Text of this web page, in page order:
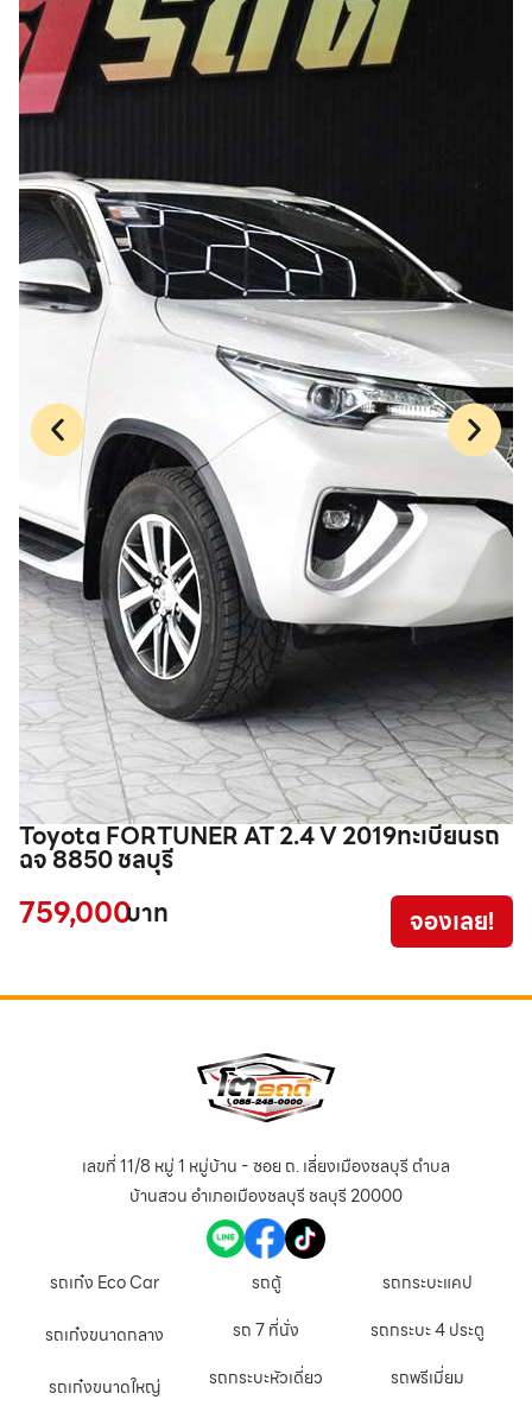
Toyota FORTUNER AT 2.4 V 2019ทะเบียนรถ
ฉจ 8850 ชลบุรี
759,000บาท จองเลย!
เลขที่ 11/8 หมู่ 1 หมู่บ้าน - ซอย ถ. เลี่ยงเมืองชลบุรี ตำบล
บ้านสวน อำเภอเมืองชลบุรี ชลบุรี 20000
รถเก๋ง Eco Car
รถเก๋งขนาดกลาง
รถเก๋งขนาดใหญ่
รถตู้
รถ 7 ที่นั่ง
รถกระบะหัวเดี่ยว
รถกระบะแคป
รถกระบะ 4 ประตู
รถพรีเมี่ยม